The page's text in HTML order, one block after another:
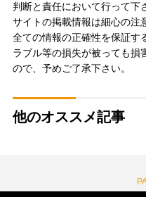
判断と責任において行って下
サイトの掲載情報は細心の注
全ての情報の正確性を保証す
ラブル等の損失が被っても損
ので、予めご了承下さい。
他のオススメ記事